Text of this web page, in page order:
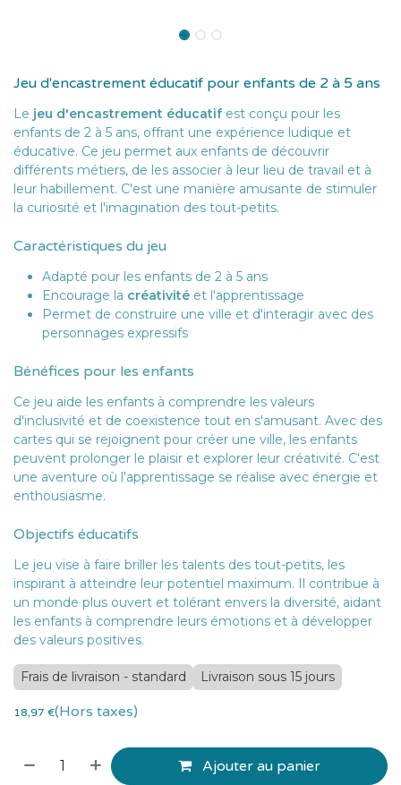
Jeu d'encastrement éducatif pour enfants de 2 à 5 ans
Le jeu d'encastrement éducatifest conçu pour les
enfants de 2 à 5 ans, offrant une expérience ludique et
éducative. Ce jeu permet aux enfants de découvrir
différents métiers, de les associer à leur lieu de travail et à
leur habillement. C'est une manière amusante de stimuler
la curiosité et l'imagination des tout-petits.
Caractéristiques du jeu
Adapté pour les enfants de 2 à 5 ans
Encourage la créativité et l'apprentissage
Permet de construire une ville et d'interagir avec des
personnages expressifs
Bénéfices pour les enfants
Ce jeu aide les enfants à comprendre les valeurs
d'inclusivité et de coexistence tout en s'amusant. Avec des
cartes qui se rejoignent pour créer une ville, les enfants
peuvent prolonger le plaisir et explorer leur créativité. C'est
une aventure où l'apprentissage se réalise avec énergie et
enthousiasme.
Objectifs éducatifs
Le jeu vise à faire briller les talents des tout-petits, les
inspirant à atteindre leur potentiel maximum. Il contribue à
un monde plus ouvert et tolérant envers la diversité, aidant
les enfants à comprendre leurs émotions et à développer
des valeurs positives.
Frais de livraison - standard Livraison sous 15 jours
18,97 €(Hors taxes)
Ajouter au panier